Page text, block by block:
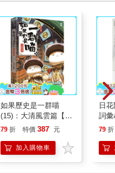
如果歷史是一群喵
(15)：大清風雲篇【萌
貓漫畫學歷史】
79 折 特價 387 元
加入購物車
日
詞
79 折